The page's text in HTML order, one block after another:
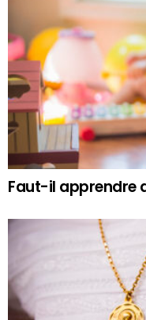
Faut-il apprendre